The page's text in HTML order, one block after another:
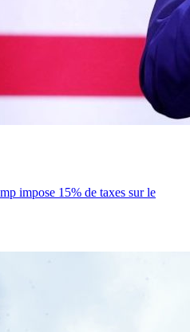
impose 15% de taxes sur le